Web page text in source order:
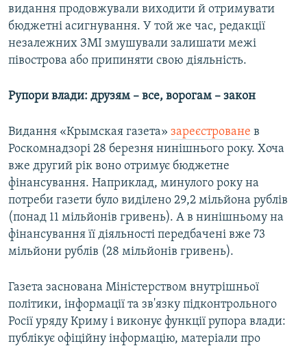
видання продовжували виходити й отримувати
бюджетні асигнування. У той же час, редакції
незалежних ЗМІ змушували залишати межі
півострова або припиняти свою діяльність.
Рупори влади: друзям – все, ворогам – закон
Видання «Крымская газета» зареєстроване в
Роскомнадзорі 28 березня нинішнього року. Хоча
вже другий рік воно отримує бюджетне
фінансування. Наприклад, минулого року на
потреби газети було виділено 29,2 мільйона рублів
(понад 11 мільйонів гривень). А в нинішньому на
фінансування її діяльності передбачені вже 73
мільйони рублів (28 мільйонів гривень).
Газета заснована Міністерством внутрішньої
політики, інформації та зв'язку підконтрольного
Росії уряду Криму і виконує функції рупора влади:
публікує офіційну інформацію, матеріали про